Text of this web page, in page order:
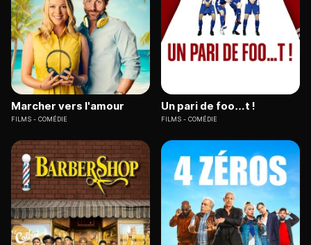
Marcher vers l'amour
FILMS COMÉDIE
Un pari de foo…t !
FILMS COMÉDIE